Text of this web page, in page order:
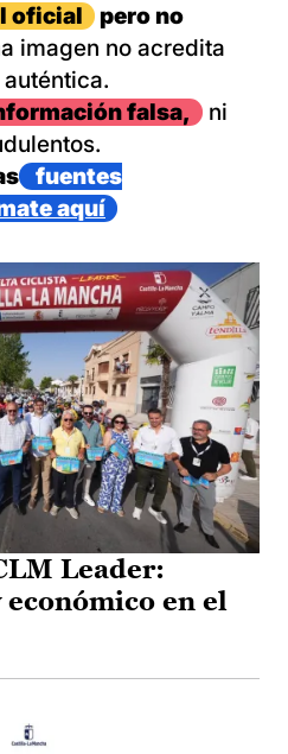
oficial
pero no
imagen no acredita
falsa,
ni
fuentes
aquí
Leader:
en el